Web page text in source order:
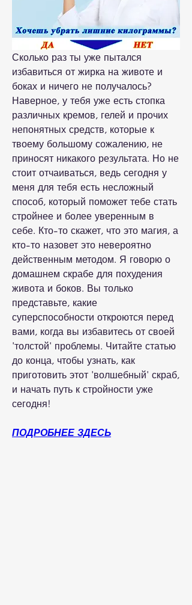
Сколько раз ты уже пытался
избавиться от жирка на животе и
боках и ничего не получалось?
Наверное, у тебя уже есть стопка
различных кремов, гелей и прочих
непонятных средств, которые к
твоему большому сожалению, не
приносят никакого результата. Но не
стоит отчаиваться, ведь сегодня у
меня для тебя есть несложный
способ, который поможет тебе стать
стройнее и более уверенным в
себе. Кто-то скажет, что это магия, а
кто-то назовет это невероятно
действенным методом. Я говорю о
домашнем скрабе для похудения
живота и боков. Вы только
представьте, какие
суперспособности откроются перед
вами, когда вы избавитесь от своей
'толстой' проблемы. Читайте статью
до конца, чтобы узнать, как
приготовить этот 'волшебный' скраб,
и начать путь к стройности уже
сегодня!
ПОДРОБНЕЕ ЗДЕСЬ